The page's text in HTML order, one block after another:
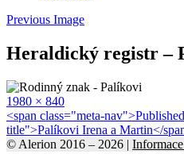
Previous Image
Heraldický registr –
Full
size
1980 × 840
Navigace
pro
<span class="meta-
title">Palíkovi Irena a Martin</
© Alerion 2016 – 2026 |